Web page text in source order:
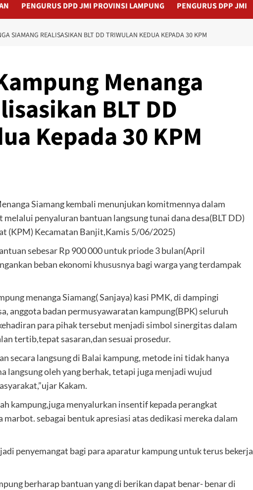
PENGURUS DPD JMI PROVINSI LAMPUNG PENGURUS DPP JMI
SIAMANG REALISASIKAN BLT DD TRIWULAN KEDUA KEPADA 30 KPM
Menanga
BLT DD
Kepada 30 KPM
Siamang kembali menunjukan komitmennya dalam
penyaluran bantuan langsung tunai dana desa(BLT DD)
(KPM) Kecamatan Banjit,Kamis 5/06/2025)
sebesar Rp 900 000 untuk priode 3 bulan(April
beban ekonomi khususnya bagi warga yang terdampak
menanga Siamang( Sanjaya) kasi PMK, di dampingi
anggota badan permusyawaratan kampung(BPK) seluruh
para pihak tersebut menjadi simbol sinergitas dalam
tertib,tepat sasaran,dan sesuai prosedur.
secara langsung di Balai kampung, metode ini tidak hanya
langsung oleh yang berhak, tetapi juga menjadi wujud
Kakam.
kampung,juga menyalurkan insentif kepada perangkat
sebagai bentuk apresiasi atas dedikasi mereka dalam
penyemangat bagi para aparatur kampung untuk terus bekerja
berharap bantuan yang di berikan dapat benar- benar di